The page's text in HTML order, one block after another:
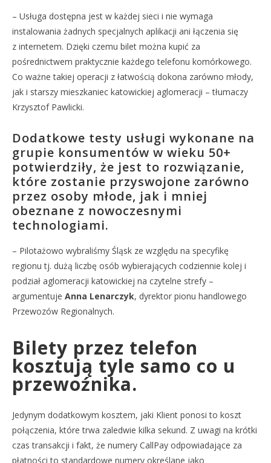
– Usługa dostępna jest w każdej sieci i nie wymaga
instalowania żadnych specjalnych aplikacji ani łączenia się
z internetem. Dzięki czemu bilet można kupić za
pośrednictwem praktycznie każdego telefonu komórkowego.
Co ważne takiej operacji z łatwością dokona zarówno młody,
jak i starszy mieszkaniec katowickiej aglomeracji – tłumaczy
Krzysztof Pawlicki.
Dodatkowe testy usługi wykonane na
grupie konsumentów w wieku 50+
potwierdziły, że jest to rozwiązanie,
które zostanie przyswojone zarówno
przez osoby młode, jak i mniej
obeznane z nowoczesnymi
technologiami.
– Pilotażowo wybraliśmy Śląsk ze względu na specyfikę
regionu tj. dużą liczbę osób wybierających codziennie kolej i
podział aglomeracji katowickiej na czytelne strefy –
argumentuje Anna Lenarczyk, dyrektor pionu handlowego
Przewozów Regionalnych.
Bilety przez telefon
kosztują tyle samo co u
przewoźnika.
Jedynym dodatkowym kosztem, jaki Klient ponosi to koszt
połączenia, które trwa zaledwie kilka sekund. Z uwagi na krótki
czas transakcji i fakt, że numery CallPay odpowiadające za
płatności to standardowe numery określane jako